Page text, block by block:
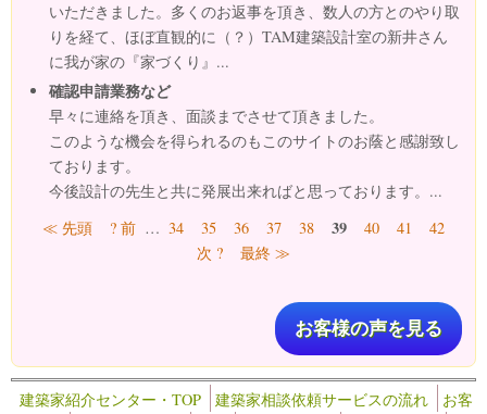
いただきました。多くのお返事を頂き、数人の方とのやり取
りを経て、ほぼ直観的に（？）TAM建築設計室の新井さん
に我が家の『家づくり』...
確認申請業務など
早々に連絡を頂き、面談までさせて頂きました。
このような機会を得られるのもこのサイトのお蔭と感謝致し
ております。
今後設計の先生と共に発展出来ればと思っております。...
ページ
≪ 先頭 ? 前 … 34 35 36 37 38 39 40 41
42
次 ?
最終 ≫
お客様の声を見る
建築家紹介センター・TOP 建築家相談依頼サービスの流れ
お客